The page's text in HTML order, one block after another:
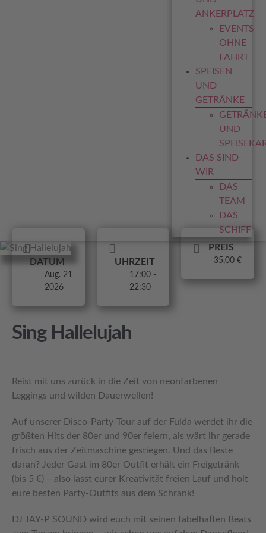
ANKERPLATZ
EVENTS
OHNE
FAHRT
SPEISEN
UND
GETRÄNKE
UND
DAS SIND
WIR
DAS
TEAM
DAS
SCHIFF
DATUM
Aug. 21
2026
UHRZEIT
17:00 -
22:30
PREIS
35,00 €
Sing Hallelujah
Reist mit uns zurück in die Zeit von neonfarbenen
Leggings und wilden Dauerwellen!
Auf unserer Disco-Party-Tour auf der Fulda werdet ihr die
größten Hits der 80er und 90er feiern, als wärt ihr gerade
frisch aus der Zeitmaschine gestiegen. Und das Beste
daran? Jeder Gast im 80er Outfit erhält ein Freigetränk
(bis 5 €) – also lasst eurer Kreativität freien Lauf und holt
eure besten Party-Outfits aus dem Schrank!
DJ JAY-P SOUND wird euch mit seinen fabelhaften Beats